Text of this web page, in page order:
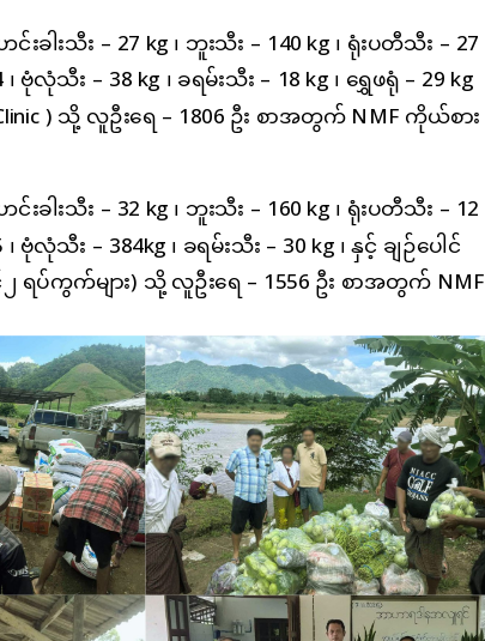
ါးသီး – 27 kg ၊ ဘူးသီး – 140 kg ၊ ရုံးပတီသီး – 27
ဗုံလုံသီး – 38 kg ၊ ခရမ်းသီး – 18 kg ၊ ရွှေဖရုံ – 29 kg
Clinic ) သို့ လူဦးရေ – 1806 ဦး စာအတွက် NMF ကိုယ်စား
ါးသီး – 32 kg ၊ ဘူးသီး – 160 kg ၊ ရုံးပတီသီး – 12
လုံသီး – 384kg ၊ ခရမ်းသီး – 30 kg ၊ နှင့် ချဉ်ပေါင်
၂ ရပ်ကွက်များ) သို့ လူဦးရေ – 1556 ဦး စာအတွက် NMF